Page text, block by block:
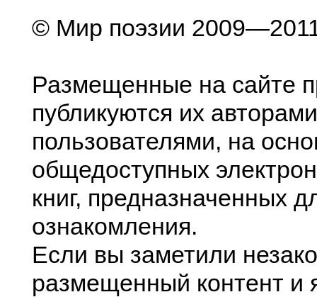
© Мир поэзии
Размещенные на сайте
публикуются их
пользователями, на
общедоступных
книг, предназначенных
ознакомления.
Если вы заметили
размещенный контент и